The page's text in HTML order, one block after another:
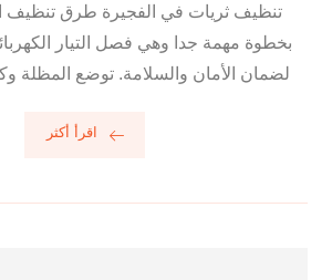
تنظيف ثريات في الفجيرة طرق تنظيف
بخطوة مهمة جدا وهي فصل التيار
لضمان الأمان والسلامة. توضع المظلة
اقرأ أكثر